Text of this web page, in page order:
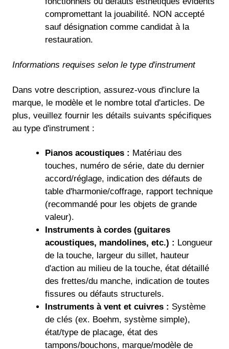
compromettant la jouabilité. NON accepté
sauf désignation comme candidat à la
restauration.
Informations requises selon le type d'instrument
Dans votre description, assurez-vous d'inclure la
marque, le modèle et le nombre total d'articles. De
plus, veuillez fournir les détails suivants spécifiques
au type d'instrument :
Pianos acoustiques : Matériau des
touches, numéro de série, date du dernier
accord/réglage, indication des défauts de
table d'harmonie/coffrage, rapport technique
(recommandé pour les objets de grande
valeur).
Instruments à cordes (guitares
acoustiques, mandolines, etc.) : Longueur
de la touche, largeur du sillet, hauteur
d'action au milieu de la touche, état détaillé
des frettes/du manche, indication de toutes
fissures ou défauts structurels.
Instruments à vent et cuivres : Système
de clés (ex. Boehm, système simple),
état/type de placage, état des
tampons/bouchons, marque/modèle de